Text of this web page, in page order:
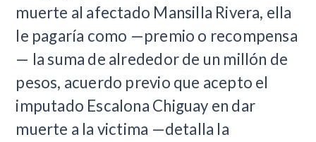
muerte al afectado Mansilla Rivera, ella
le pagaría como —premio o recompensa
— la suma de alrededor de un millón de
pesos, acuerdo previo que acepto el
imputado Escalona Chiguay en dar
muerte a la victima —detalla la